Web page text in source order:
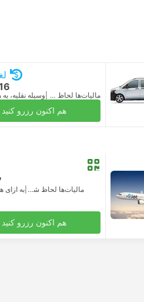
مالیات‌ها لحاظ شده
هم اکنون رزرو کنید
مالیات‌ها لحاظ شده |
هم اکنون رزرو کنید